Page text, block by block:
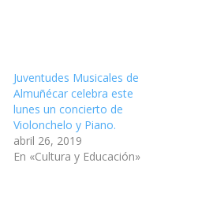
Juventudes Musicales de
Almuñécar celebra este
lunes un concierto de
Violonchelo y Piano.
abril 26, 2019
En «Cultura y Educación»